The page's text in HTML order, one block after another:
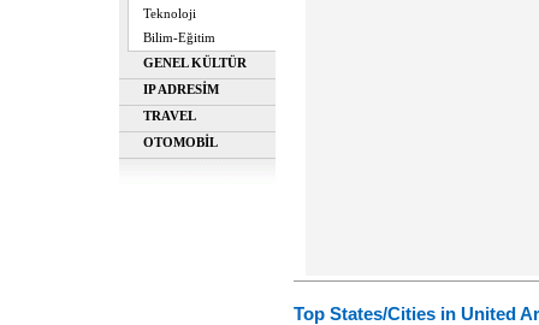
Teknoloji
Bilim-Eğitim
GENEL KÜLTÜR
IP ADRESİM
TRAVEL
OTOMOBİL
Top States/Cities in United